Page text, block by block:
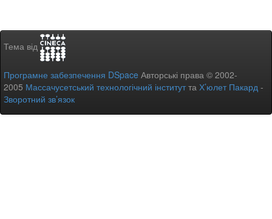
Тема від
Програмне забезпечення DSpace Авторські права © 2002-
2005 Массачусетський технологічний інститутта Х’юлет Пакард -
Зворотний зв’язок